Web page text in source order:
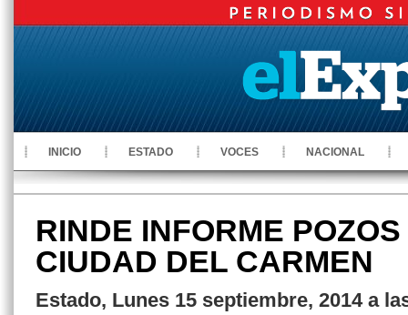
INICIO ESTADO VOCES NACIONAL
RINDE INFORME
CIUDAD DEL CARMEN
Estado, Lunes 15 septiembre, 2014 a